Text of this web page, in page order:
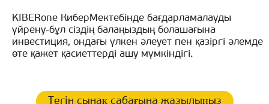
KIBERone КиберМектебінде бағдарламалауды
үйрену-бұл сіздің балаңыздың болашағына
инвестиция, ондағы үлкен әлеует пен қазіргі әлемде
өте қажет қасиеттерді ашу мүмкіндігі.
Тегін сынақ сабағына жазылыңыз